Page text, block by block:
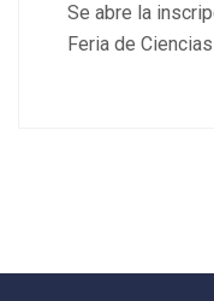
Se abre la
Feria de